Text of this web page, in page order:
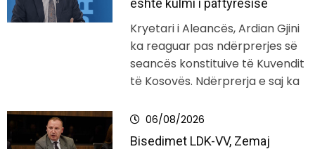
Kryetari i Aleancës, Ardian Gjini
ka reaguar pas ndërprerjes së
seancës konstituive të Kuvendit
të Kosovës. Ndërprerja e saj ka
06/08/2026
Bisedimet LDK-VV, Zemaj